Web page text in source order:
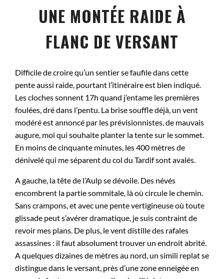
UNE MONTÉE RAIDE À
FLANC DE VERSANT
Difficile de croire qu’un sentier se faufile dans cette
pente aussi raide, pourtant l’itinéraire est bien indiqué.
Les cloches sonnent 17h quand j’entame les premières
foulées, dré dans l’pentu. La brise souffle déjà, un vent
modéré est annoncé par les prévisionnistes, de mauvais
augure, moi qui souhaite planter la tente sur le sommet.
En moins de cinquante minutes, les 400 mètres de
dénivelé qui me séparent du col du Tardif sont avalés.
A gauche, la tête de l’Aulp se dévoile. Des névés
encombrent la partie sommitale, là où circule le chemin.
Sans crampons, et avec une pente vertigineuse où toute
glissade peut s’avérer dramatique, je suis contraint de
revoir mes plans. De plus, le vent distille des rafales
assassines : il faut absolument trouver un endroit abrité.
A quelques dizaines de mètres au nord, un simili replat se
distingue dans le versant, près d’une zone enneigée en